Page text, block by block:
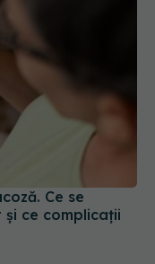
Ce se
ce complicații